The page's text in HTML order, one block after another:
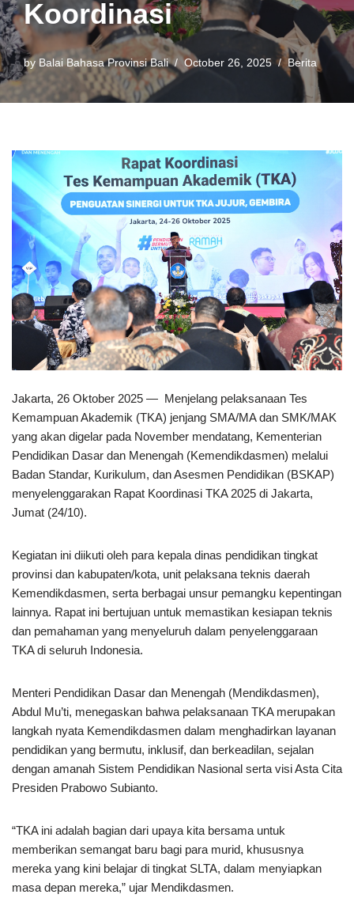
Koordinasi
by Balai Bahasa Provinsi Bali October 26, 2025 Berita
Jakarta, 26 Oktober 2025 — Menjelang pelaksanaan Tes
Kemampuan Akademik (TKA) jenjang SMA/MA dan SMK/MAK
yang akan digelar pada November mendatang, Kementerian
Pendidikan Dasar dan Menengah (Kemendikdasmen) melalui
Badan Standar, Kurikulum, dan Asesmen Pendidikan (BSKAP)
menyelenggarakan Rapat Koordinasi TKA 2025 di Jakarta,
Jumat (24/10).
Kegiatan ini diikuti oleh para kepala dinas pendidikan tingkat
provinsi dan kabupaten/kota, unit pelaksana teknis daerah
Kemendikdasmen, serta berbagai unsur pemangku kepentingan
lainnya. Rapat ini bertujuan untuk memastikan kesiapan teknis
dan pemahaman yang menyeluruh dalam penyelenggaraan
TKA di seluruh Indonesia.
Menteri Pendidikan Dasar dan Menengah (Mendikdasmen),
Abdul Mu’ti, menegaskan bahwa pelaksanaan TKA merupakan
langkah nyata Kemendikdasmen dalam menghadirkan layanan
pendidikan yang bermutu, inklusif, dan berkeadilan, sejalan
dengan amanah Sistem Pendidikan Nasional serta visi Asta Cita
Presiden Prabowo Subianto.
“TKA ini adalah bagian dari upaya kita bersama untuk
memberikan semangat baru bagi para murid, khususnya
mereka yang kini belajar di tingkat SLTA, dalam menyiapkan
masa depan mereka,” ujar Mendikdasmen.